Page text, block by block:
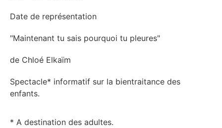
Date de représentation
"Maintenant tu sais pourquoi tu pleures"
de Chloé Elkaïm
Spectacle* informatif sur la bientraitance des
enfants.
* A destination des adultes.